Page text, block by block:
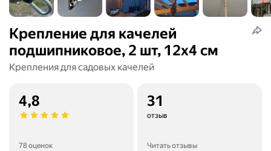
Крепление для качелей
подшипниковое, 2 шт, 12х4 см
Крепления для садовых качелей
4,8
78 оценок
31
отзыв
Читать отзывы